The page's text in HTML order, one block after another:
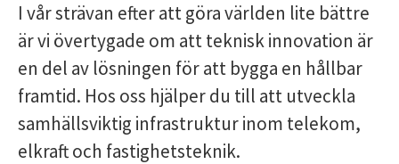
I vår strävan efter att göra världen lite bättre
är vi övertygade om att teknisk innovation är
en del av lösningen för att bygga en hållbar
framtid. Hos oss hjälper du till att utveckla
samhällsviktig infrastruktur inom telekom,
elkraft och fastighetsteknik.